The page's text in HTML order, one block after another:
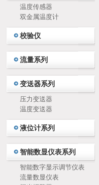
温度传感器
双金属温度计
校验仪
流量系列
变送器系列
压力变送器
温度变送器
液位计系列
智能数显仪表系列
智能数字显示调节仪表
流量数显仪表